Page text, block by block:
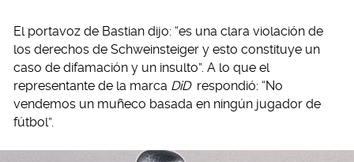
El portavoz de Bastian dijo: “es una clara violación de
los derechos de Schweinsteiger y esto constituye un
caso de difamación y un insulto”. A lo que el
representante de la marca DiD respondió: “No
vendemos un muñeco basada en ningún jugador de
fútbol”.